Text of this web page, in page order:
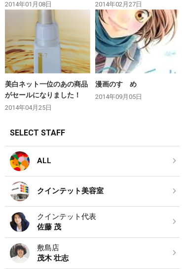
2014年01月08日 2014年02月27日
美白ネット一位のあの商品
がセールになりました！
2014年04月25日
漫画のすゝめ
2014年09月05日
SELECT STAFF
ALL
クインテット美容室
クインテット代表
佐藤 茂
敷島店
茂木 壮志